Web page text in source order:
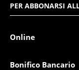
PER ABBONARSI
Online
Bonifico Bancario